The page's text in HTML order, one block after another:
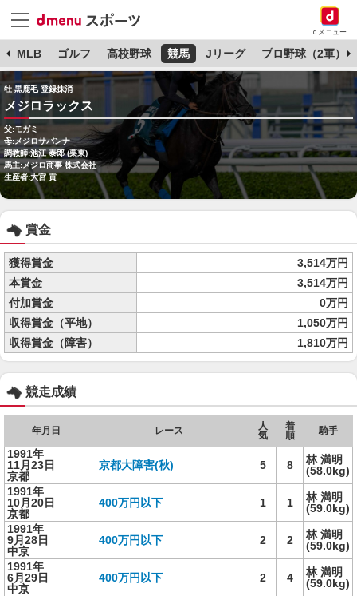
dメニュー
MLB ゴルフ 高校野球 競馬 Jリーグ プロ野球（2軍）
牡 黒鹿毛 登録抹消
メジロラックス
父:モガミ
母:メジロサバンナ
調教師:池江 泰郎 (栗東)
馬主:メジロ商事 株式会社
生産者:大宮 貢
賞金
獲得賞金
3,514万円
本賞金
3,514万円
付加賞金
0万円
収得賞金（平地）
1,050万円
収得賞金（障害）
1,810万円
競走成績
年月日 レース
人
気
着
順
騎手
1991年
11月23日
京都
京都大障害(秋) 5 8
林 満明
(58.0kg)
1991年
10月20日
京都
400万円以下 1 1
林 満明
(59.0kg)
1991年
9月28日
中京
400万円以下 2 2
林 満明
(59.0kg)
1991年
6月29日
中京
400万円以下 2 4
林 満明
(59.0kg)